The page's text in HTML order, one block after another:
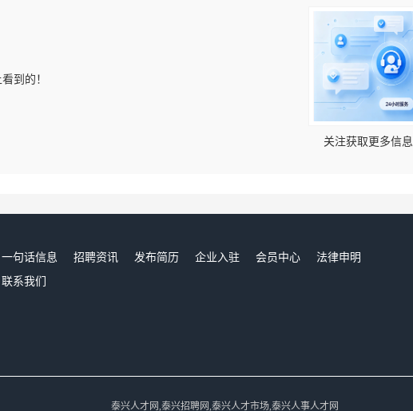
到的！
关注获取更多信息
一句话信息 招聘资讯 发布简历 企业入驻 会员中心
法律申明
联系我们
泰兴人才网,泰兴招聘网,泰兴人才市场,泰兴人事人才网